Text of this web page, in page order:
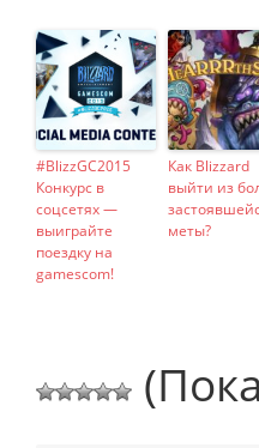
#BlizzGC2015
Конкурс в
соцсетях —
выиграйте
поездку на
gamescom!
Как Blizzard
выйти из
меты?